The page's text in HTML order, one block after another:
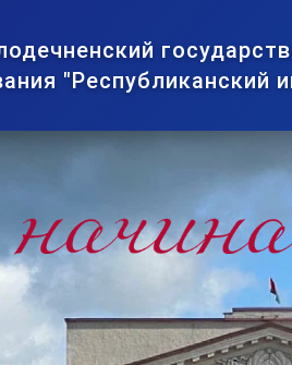
"Республиканский